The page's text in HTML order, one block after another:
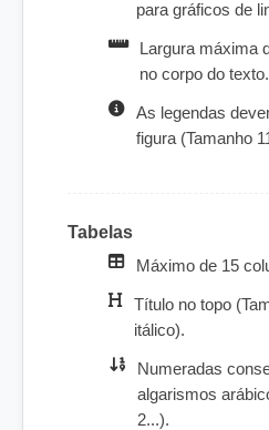
para gráficos de
Largura máxima
no corpo do texto.
As legendas
figura (Tamanho
Tabelas
Máximo de 15
Título no topo
itálico).
Numeradas
algarismos
2...).